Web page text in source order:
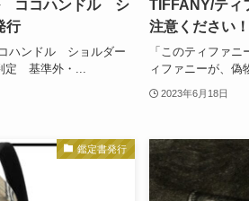
ココハンドル シ
行
ハンドル ショルダー
定 基準外・...
TIFFANY/ティ
注意ください！
「このティファ
ィファニーが、偽
2023年6月18日
鑑定書発行